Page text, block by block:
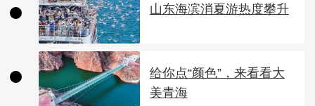
山东海滨消夏游热度攀升
给你点“颜色”，来看看大
美青海